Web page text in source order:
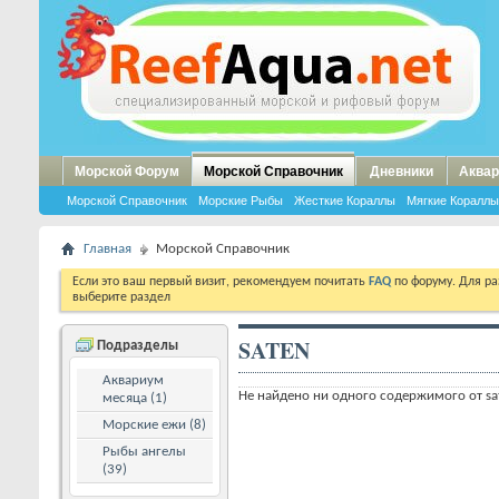
Морской Форум Морской Справочник
Морской Справочник Морские Рыбы Жесткие Кораллы Мягкие Кораллы
Дневники
Главная Морской Справочник
Если это ваш первый визит, рекомендуем почитать FAQ по форуму. Для
выберите раздел
Подразделы
Аквариум
месяца (1)
Морские ежи (8)
Рыбы ангелы
(39)
SATEN
Не найдено ни одного содержимого от